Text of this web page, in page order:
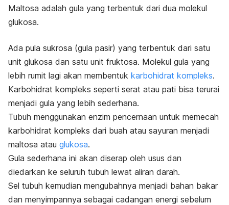
Maltosa adalah gula yang terbentuk dari dua molekul
glukosa.
Ada pula sukrosa (gula pasir) yang terbentuk dari satu
unit glukosa dan satu unit fruktosa. Molekul gula yang
lebih rumit lagi akan membentuk karbohidrat kompleks.
Karbohidrat kompleks seperti serat atau pati bisa terurai
menjadi gula yang lebih sederhana.
Tubuh menggunakan enzim pencernaan untuk memecah
karbohidrat kompleks dari buah atau sayuran menjadi
maltosa atau glukosa.
Gula sederhana ini akan diserap oleh usus dan
diedarkan ke seluruh tubuh lewat aliran darah.
Sel tubuh kemudian mengubahnya menjadi bahan bakar
dan menyimpannya sebagai cadangan energi sebelum